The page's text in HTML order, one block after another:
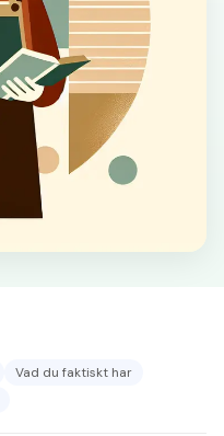
Vad du faktiskt har